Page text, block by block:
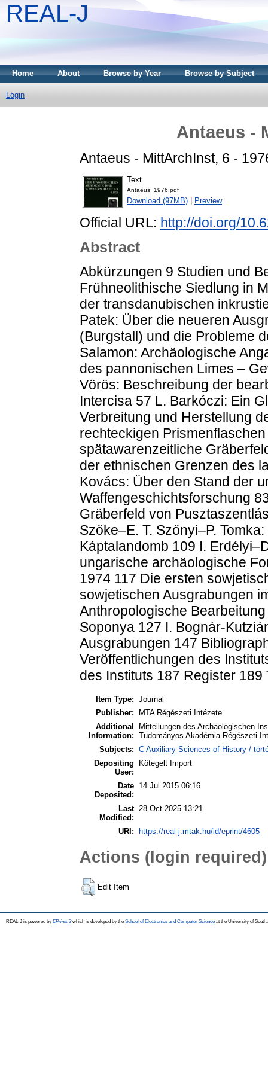
REAL-J
Home About Browse by Year Browse by Subject
Login
Antaeus -
Antaeus - MittArchInst, 6 -
Text
Antaeus_1976.pdf
Download (97MB) Preview
Official URL: http://doi.org/
Abstract
Abkürzungen 9 Studien und
Frühneolithische Siedlung in
der transdanubischen
Patek: Über die neueren
(Burgstall) und die Probleme
Salamon: Archäologische
des pannonischen Limes –
Vörös: Beschreibung der
Intercisa 57 L. Barkóczi: Ein
Verbreitung und Herstellung
rechteckigen
spätawarenzeitliche
der ethnischen Grenzen des
Kovács: Über den Stand der
Waffengeschichtsforschung
Gräberfeld von
Szőke–E. T. Szőnyi–P.
Káptalandomb 109 I.
ungarische archäologische
1974 117 Die ersten
sowjetischen Ausgrabungen
Anthropologische
Soponya 127 I. Bognár-
Ausgrabungen 147
Veröffentlichungen des
des Instituts 187 Register 189
Item Type: Journal
Publisher:
MTA Régészeti Intézete
Additional
Information:
Mitteilungen des Archäologischen
Tudományos Akadémia Régészeti
Subjects: C Auxiliary Sciences of History /
Depositing
User:
Kötegelt Import
Date
Deposited:
14 Jul 2015 06:16
Last
Modified:
28 Oct 2025 13:21
URI: https://real-j.mtak.hu/id/eprint/4605
Actions (login required)
Edit Item
REAL-J is powered by EPrints 3which is developed by the School of Electronics and Computer Science at the University of